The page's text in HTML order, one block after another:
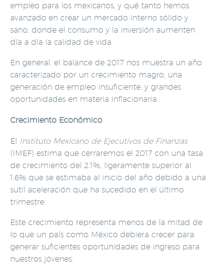
empleo para los mexicanos, y qué tanto hemos
avanzado en crear un mercado interno sólido y
sano, donde el consumo y la inversión aumenten
día a día la calidad de vida.
En general, el balance de 2017 nos muestra un año
caracterizado por un crecimiento magro, una
generación de empleo insuficiente, y grandes
oportunidades en materia inflacionaria.
Crecimiento Económico
El Instituto Mexicano de Ejecutivos de Finanzas
(IMEF) estima que cerraremos el 2017 con una tasa
de crecimiento del 2.1%, ligeramente superior al
1.6% que se estimaba al inicio del año debido a una
sutil aceleración que ha sucedido en el último
trimestre.
Este crecimiento representa menos de la mitad de
lo que un país como México debiera crecer para
generar suficientes oportunidades de ingreso para
nuestros jóvenes.